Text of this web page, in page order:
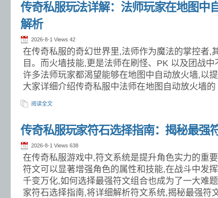
传奇私服玩法详解：法师玩家在地图中
解析
2026-8-1 Views 42
在传奇私服的奇幻世界里,法师作为魔法的掌控者,
目。而火墙技能,更是法师在刷怪、PK 以及团战
许多法师玩家都渴望能够在地图中自动放火墙,以
大家详细介绍传奇私服中法师在地图自动放火墙的
阅读全文
传奇私服玩家符石选择指南：揭秘最强
2026-8-1 Views 638
在传奇私服游戏中,符文系统是提升角色实力的重
符文可以显著增强角色的属性和技能,在战斗中发
千变万化,如何选择最强符文组合也成为了一大难
家符石选择指南,将详细解析符文系统,揭秘最强符